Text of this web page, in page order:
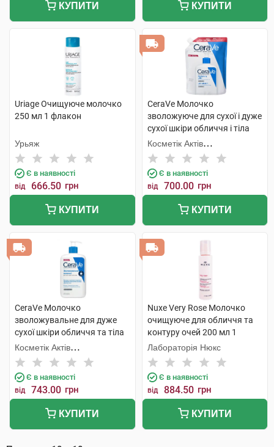
КУПИТИ КУПИТИ
Uriage Очищуюче молочко
250 мл 1 флакон
Урьяж
Є в наявності
від 666.50 грн
КУПИТИ
CeraVe Молочко
зволожуюче для сухої і дуже
сухої шкіри обличчя і тіла
473 мл 1 пакет
Косметік Актів
Інтернаціональ
Є в наявності
від 700.00 грн
КУПИТИ
CeraVe Молочко
зволожувальне для дуже
сухої шкіри обличчя та тіла
473 мл 1 флакон
Косметік Актів
Інтернаціональ
Є в наявності
від 743.00 грн
КУПИТИ
Nuxe Very Rose Молочко
очищуюче для обличчя та
контуру очей 200 мл 1
флакон
Лабораторія Нюкс
Є в наявності
від 884.50 грн
КУПИТИ